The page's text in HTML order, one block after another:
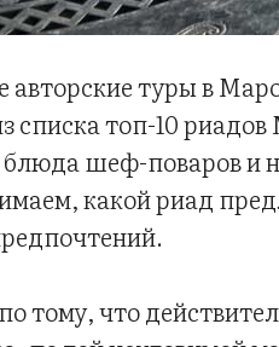
туры в
списка топ-10
шеф-поваров и
какой риад
тому, что